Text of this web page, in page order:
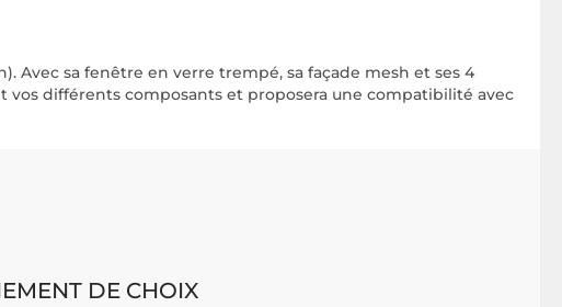
Avec sa fenêtre en verre trempé, sa façade mesh et ses 4
différents composants et proposera une compatibilité avec
DE CHOIX